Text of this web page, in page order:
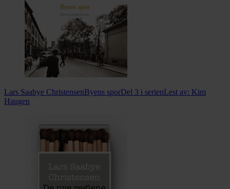
Lars Saabye ChristensenByens sporDel 3 i serienLest av: Kim
Haugen